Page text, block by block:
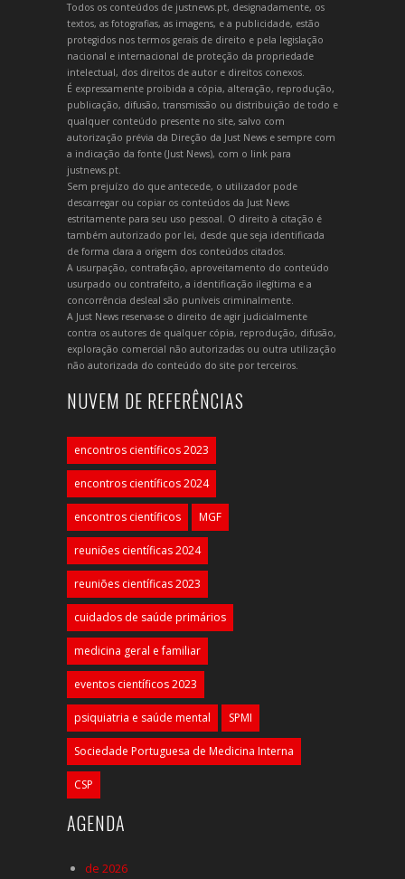
Todos os conteúdos de justnews.pt, designadamente, os
textos, as fotografias, as imagens, e a publicidade, estão
protegidos nos termos gerais de direito e pela legislação
nacional e internacional de proteção da propriedade
intelectual, dos direitos de autor e direitos conexos.
É expressamente proibida a cópia, alteração, reprodução,
publicação, difusão, transmissão ou distribuição de todo e
qualquer conteúdo presente no site, salvo com
autorização prévia da Direção da Just News e sempre com
a indicação da fonte (Just News), com o link para
justnews.pt.
Sem prejuízo do que antecede, o utilizador pode
descarregar ou copiar os conteúdos da Just News
estritamente para seu uso pessoal. O direito à citação é
também autorizado por lei, desde que seja identificada
de forma clara a origem dos conteúdos citados.
A usurpação, contrafação, aproveitamento do conteúdo
usurpado ou contrafeito, a identificação ilegítima e a
concorrência desleal são puníveis criminalmente.
A Just News reserva-se o direito de agir judicialmente
contra os autores de qualquer cópia, reprodução, difusão,
exploração comercial não autorizadas ou outra utilização
não autorizada do conteúdo do site por terceiros.
NUVEM DE REFERÊNCIAS
encontros científicos 2023
encontros científicos 2024
encontros científicos MGF
reuniões científicas 2024
reuniões científicas 2023
cuidados de saúde primários
medicina geral e familiar
eventos científicos 2023
psiquiatria e saúde mental SPMI
Sociedade Portuguesa de Medicina Interna
CSP
AGENDA
de 2026